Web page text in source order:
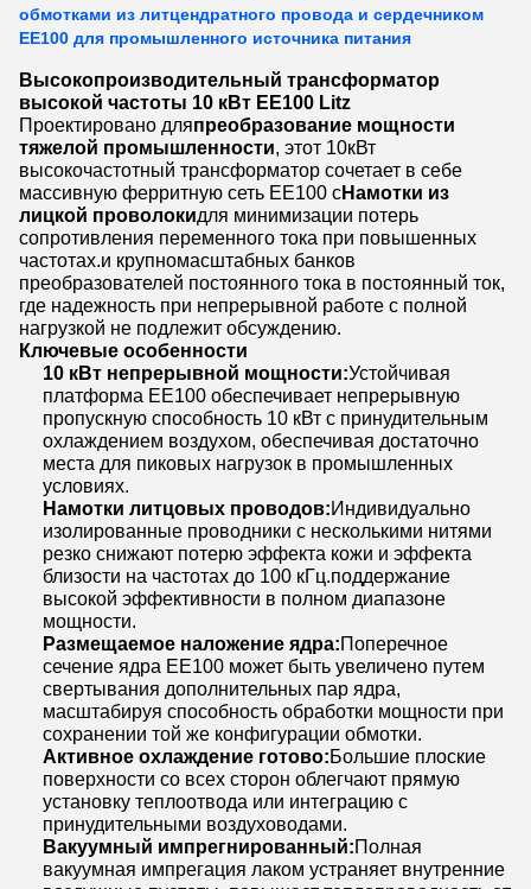
обмотками из литцендратного провода и сердечником
EE100 для промышленного источника питания
Высокопроизводительный трансформатор
высокой частоты 10 кВт EE100 Litz
Проектировано дляпреобразование мощности
тяжелой промышленности, этот 10кВт
высокочастотный трансформатор сочетает в себе
массивную ферритную сеть EE100 сНамотки из
лицкой проволокидля минимизации потерь
сопротивления переменного тока при повышенных
частотах.и крупномасштабных банков
преобразователей постоянного тока в постоянный ток,
где надежность при непрерывной работе с полной
нагрузкой не подлежит обсуждению.
Ключевые особенности
10 кВт непрерывной мощности:Устойчивая
платформа EE100 обеспечивает непрерывную
пропускную способность 10 кВт с принудительным
охлаждением воздухом, обеспечивая достаточно
места для пиковых нагрузок в промышленных
условиях.
Намотки литцовых проводов:Индивидуально
изолированные проводники с несколькими нитями
резко снижают потерю эффекта кожи и эффекта
близости на частотах до 100 кГц.поддержание
высокой эффективности в полном диапазоне
мощности.
Размещаемое наложение ядра:Поперечное
сечение ядра EE100 может быть увеличено путем
свертывания дополнительных пар ядра,
масштабируя способность обработки мощности при
сохранении той же конфигурации обмотки.
Активное охлаждение готово:Большие плоские
поверхности со всех сторон облегчают прямую
установку теплоотвода или интеграцию с
принудительными воздуховодами.
Вакуумный импрегнированный:Полная
вакуумная импрегация лаком устраняет внутренние